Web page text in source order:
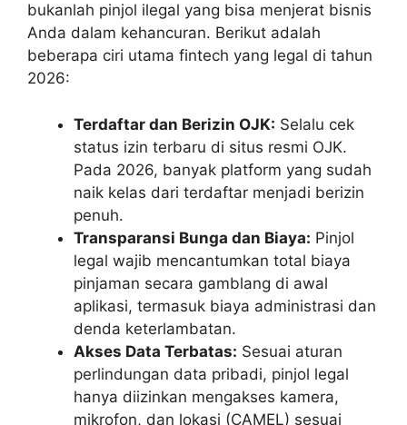
bukanlah pinjol ilegal yang bisa menjerat bisnis
Anda dalam kehancuran. Berikut adalah
beberapa ciri utama fintech yang legal di tahun
2026:
Terdaftar dan Berizin OJK: Selalu cek
status izin terbaru di situs resmi OJK.
Pada 2026, banyak platform yang sudah
naik kelas dari terdaftar menjadi berizin
penuh.
Transparansi Bunga dan Biaya: Pinjol
legal wajib mencantumkan total biaya
pinjaman secara gamblang di awal
aplikasi, termasuk biaya administrasi dan
denda keterlambatan.
Akses Data Terbatas: Sesuai aturan
perlindungan data pribadi, pinjol legal
hanya diizinkan mengakses kamera,
mikrofon, dan lokasi (CAMEL) sesuai